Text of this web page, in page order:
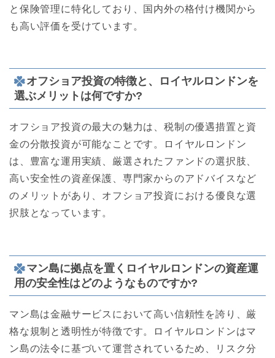
と保険管理に特化しており、国内外の格付け機関から
も高い評価を受けています。
オフショア投資の特徴と、ロイヤルロンドンを
選ぶメリットは何ですか?
オフショア投資の最大の魅力は、税制の優遇措置と資
金の分散投資が可能なことです。ロイヤルロンドン
は、豊富な運用実績、厳選されたファンドの選択肢、
高い安全性の資産保護、専門家からのアドバイスなど
のメリットがあり、オフショア投資における優良な選
択肢となっています。
マン島に拠点を置くロイヤルロンドンの資産運
用の安全性はどのようなものですか?
マン島は金融サービスにおいて高い信頼性を誇り、厳
格な規制と透明性が特徴です。ロイヤルロンドンはマ
ン島の法令に基づいて運営されているため、リスク分